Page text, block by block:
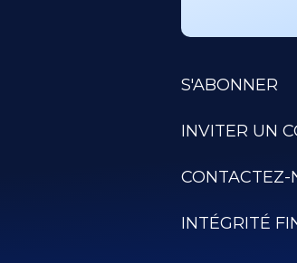
S'ABONNER
INVITER UN
CONTACTEZ-
INTÉGRITÉ